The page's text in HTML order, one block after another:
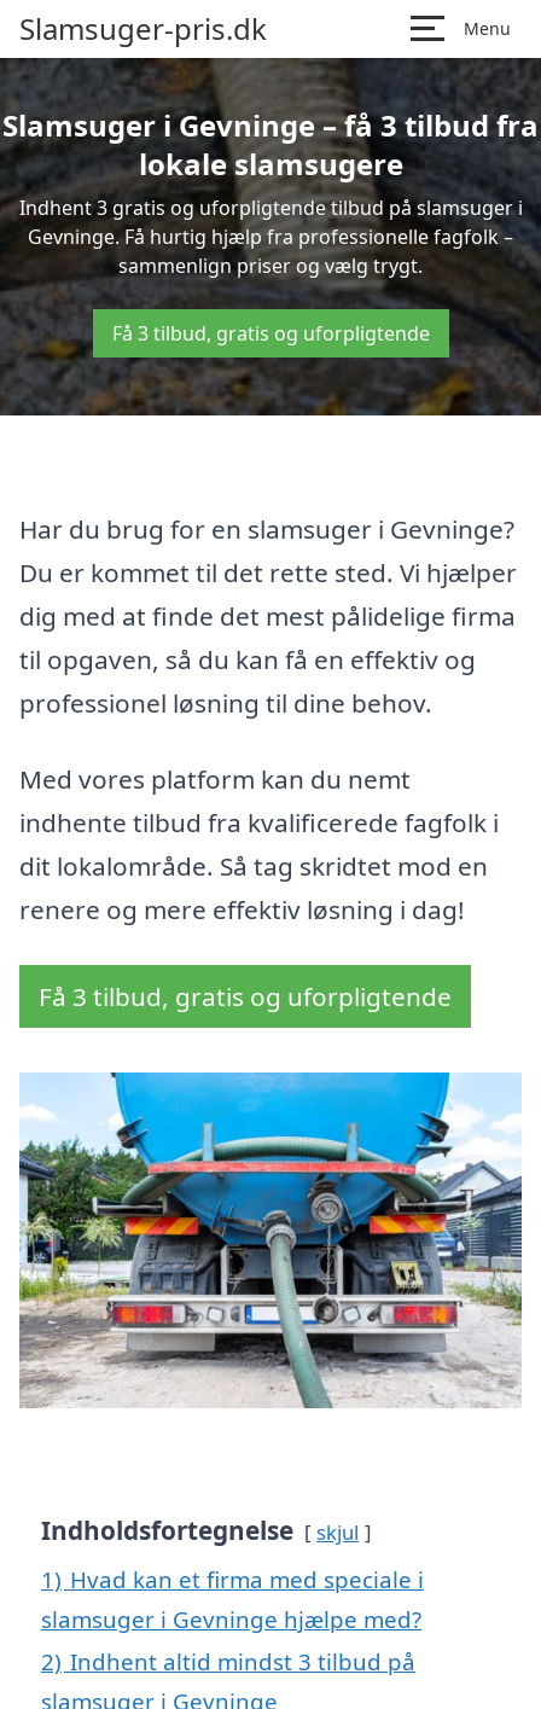
Slamsuger-pris.dk Menu
Slamsuger i Gevninge – få 3 tilbud fra
lokale slamsugere
Indhent 3 gratis og uforpligtende tilbud på slamsuger i
Gevninge. Få hurtig hjælp fra professionelle fagfolk –
sammenlign priser og vælg trygt.
Få 3 tilbud, gratis og uforpligtende
Har du brug for en slamsuger i Gevninge?
Du er kommet til det rette sted. Vi hjælper
dig med at finde det mest pålidelige firma
til opgaven, så du kan få en effektiv og
professionel løsning til dine behov.
Med vores platform kan du nemt
indhente tilbud fra kvalificerede fagfolk i
dit lokalområde. Så tag skridtet mod en
renere og mere effektiv løsning i dag!
Få 3 tilbud, gratis og uforpligtende
Indholdsfortegnelse skjul
1) Hvad kan et firma med speciale i
slamsuger i Gevninge hjælpe med?
2) Indhent altid mindst 3 tilbud på
slamsuger i Gevninge